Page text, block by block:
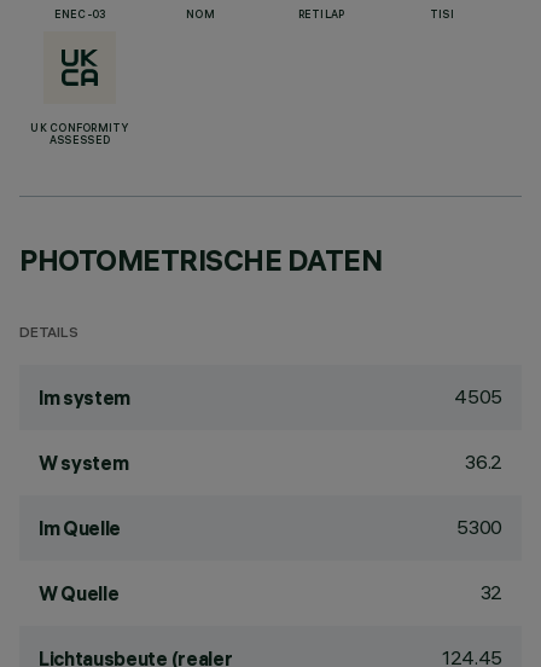
ENEC-03 NOM RETILAP TISI
UK CONFORMITY
ASSESSED
PHOTOMETRISCHE DATEN
DETAILS
lm system 4505
W system 36.2
lm Quelle 5300
W Quelle 32
Lichtausbeute (realer 124.45